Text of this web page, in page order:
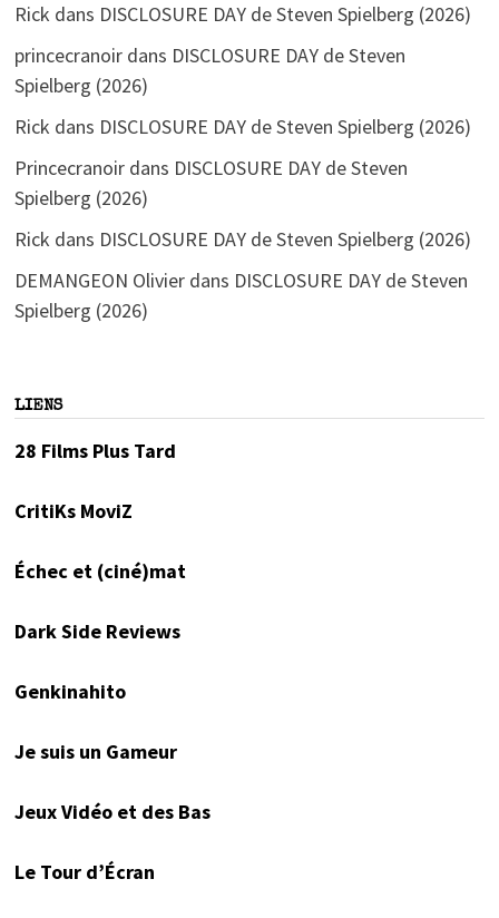
Rick dans DISCLOSURE DAY de Steven Spielberg (2026)
princecranoirdans DISCLOSURE DAY de Steven
Spielberg (2026)
Rick dans DISCLOSURE DAY de Steven Spielberg (2026)
Princecranoirdans DISCLOSURE DAY de Steven
Spielberg (2026)
Rick dans DISCLOSURE DAY de Steven Spielberg (2026)
DEMANGEON Olivierdans DISCLOSURE DAY de Steven
Spielberg (2026)
LIENS
28 Films Plus Tard
CritiKs MoviZ
Échec et (ciné)mat
Dark Side Reviews
Genkinahito
Je suis un Gameur
Jeux Vidéo et des Bas
Le Tour d’Écran